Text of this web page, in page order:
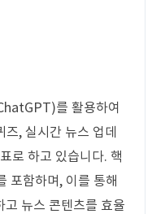
를 활용하여
, 실시간 뉴스 업데
로 하고 있습니다. 핵
포함하며, 이를 통해
고 뉴스 콘텐츠를 효율